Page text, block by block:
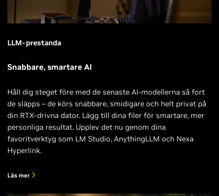
LLM-prestanda
Snabbare, smartare AI
Håll dig steget före med de senaste AI-modellerna så fort
de släpps – de körs snabbare, smidigare och helt privat på
din RTX-drivna dator. Lägg till dina filer för smartare, mer
personliga resultat. Upplev det nu genom dina
favoritverktyg som LM Studio, AnythingLLM och Nexa
Hyperlink.
Läs mer